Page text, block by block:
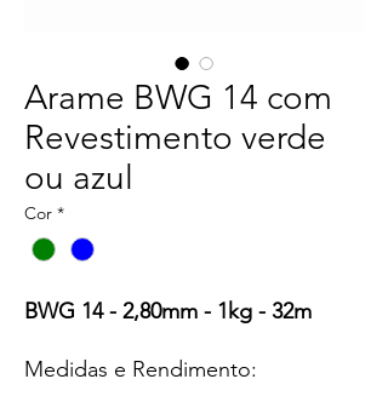
Arame BWG 14 com
Revestimento verde
ou azul
Cor *
BWG 14 - 2,80mm - 1kg - 32m
Medidas e Rendimento: